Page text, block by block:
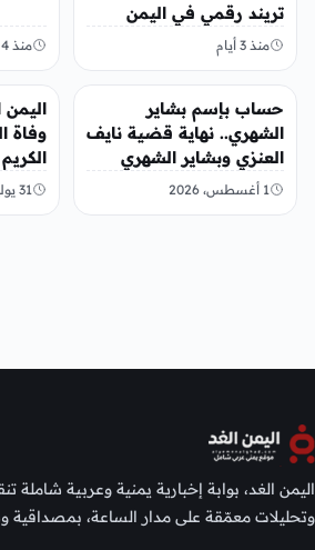
تريند رقمي في اليمن
منذ 3 أيام منذ 4 أيام
تريندات
حساب بإسم بشاير
الشهري.. نهاية قضية نايف
العنزي وبشاير الشهري
1 أغسطس، 2026
تريندات
وفاة
31 يوليو، 2026
اليمن الغد، بوابة إخبارية يمنية وعربية شاملة
وتحليلات معمّقة على مدار الساعة، بمصداقية